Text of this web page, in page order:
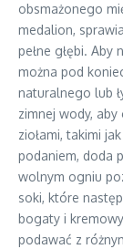
obsmażonego
medalion,
pełne głębi. Aby
można pod
naturalnego lub
zimnej wody,
ziołami, takimi
podaniem, doda
wolnym ogniu
soki, które
bogaty i
podawać z